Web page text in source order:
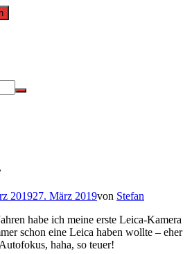
201927. März 2019von Stefan
habe ich meine erste Leica-Kamera
schon eine Leica haben wollte – eher
haha, so teuer!